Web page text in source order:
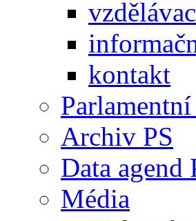
kontakt
Archiv PS
Data agend
Média